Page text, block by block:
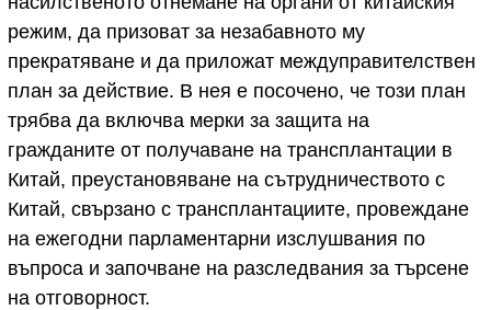
режим, да призоват за незабавното му
прекратяване и да приложат междуправителствен
план за действие. В нея е посочено, че този план
трябва да включва мерки за защита на
гражданите от получаване на трансплантации в
Китай, преустановяване на сътрудничеството с
Китай, свързано с трансплантациите, провеждане
на ежегодни парламентарни изслушвания по
въпроса и започване на разследвания за търсене
на отговорност.